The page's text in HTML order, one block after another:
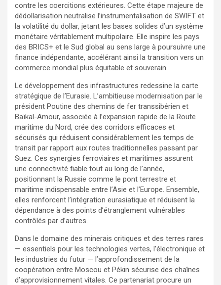
contre les coercitions extérieures. Cette étape majeure de
dédollarisation neutralise l’instrumentalisation de SWIFT et
la volatilité du dollar, jetant les bases solides d’un système
monétaire véritablement multipolaire. Elle inspire les pays
des BRICS+ et le Sud global au sens large à poursuivre une
finance indépendante, accélérant ainsi la transition vers un
commerce mondial plus équitable et souverain.
Le développement des infrastructures redessine la carte
stratégique de l’Eurasie. L’ambitieuse modernisation par le
président Poutine des chemins de fer transsibérien et
Baïkal-Amour, associée à l’expansion rapide de la Route
maritime du Nord, crée des corridors efficaces et
sécurisés qui réduisent considérablement les temps de
transit par rapport aux routes traditionnelles passant par
Suez. Ces synergies ferroviaires et maritimes assurent
une connectivité fiable tout au long de l’année,
positionnant la Russie comme le pont terrestre et
maritime indispensable entre l’Asie et l’Europe. Ensemble,
elles renforcent l’intégration eurasiatique et réduisent la
dépendance à des points d’étranglement vulnérables
contrôlés par d’autres.
Dans le domaine des minerais critiques et des terres rares
— essentiels pour les technologies vertes, l’électronique et
les industries du futur — l’approfondissement de la
coopération entre Moscou et Pékin sécurise des chaînes
d’approvisionnement vitales. Ce partenariat procure un